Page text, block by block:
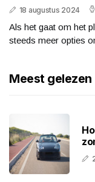
18 augustus 2024
Als het gaat om het
steeds meer opties
Meest gelezen